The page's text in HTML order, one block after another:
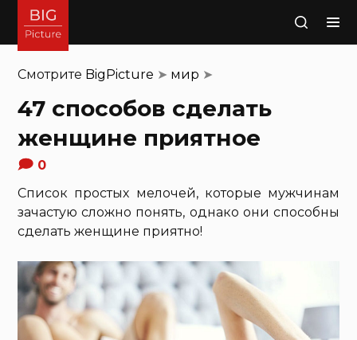
Поиск
Смотрите BigPicture ➤ мир ➤
47 способов сделать
женщине приятное
0
Список простых мелочей, которые мужчинам
зачастую сложно понять, однако они способны
сделать женщине приятно!